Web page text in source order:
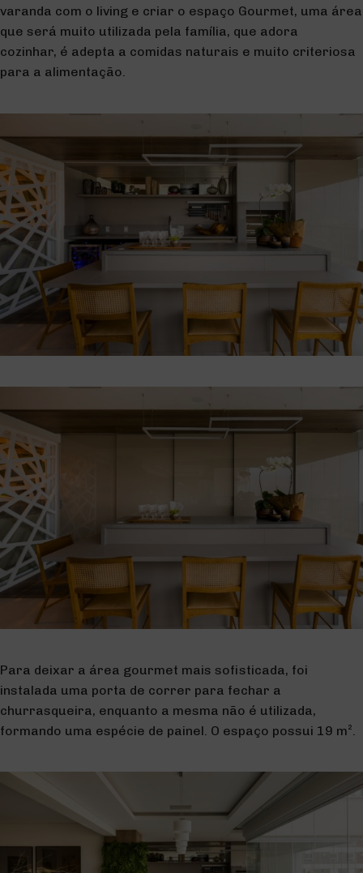
varanda com o living e criar o espaço Gourmet, uma área
que será muito utilizada pela família, que adora
cozinhar, é adepta a comidas naturais e muito criteriosa
para a alimentação.
Para deixar a área gourmet mais sofisticada, foi
instalada uma porta de correr para fechar a
churrasqueira, enquanto a mesma não é utilizada,
formando uma espécie de painel. O espaço possui 19 m².